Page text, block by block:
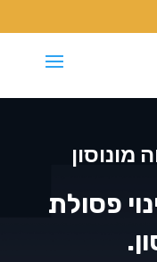
מונוסון
פסולת